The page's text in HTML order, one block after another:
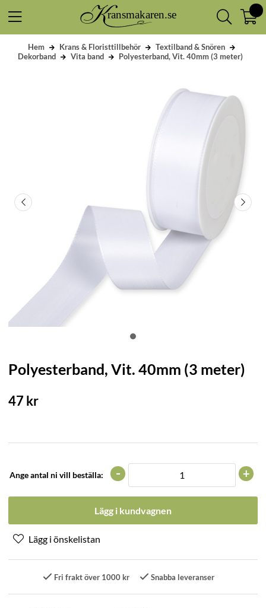
Hem Krans & Floristtillbehör
Textilband & Snören
Dekorband
Vita band Polyesterband, Vit. 40mm (3 meter)
Polyesterband, Vit. 40mm (3 meter)
47 kr
Ange antal ni vill beställa: +
-
Lägg i kundvagnen
Fri frakt över 1000 kr Snabba leveranser